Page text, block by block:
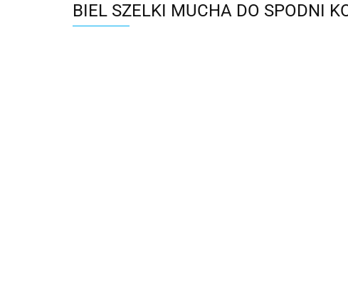
BIEL SZELKI MUCHA DO SPODNI